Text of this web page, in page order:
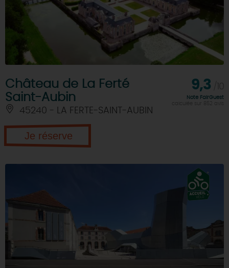
Château de La Ferté
Saint-Aubin
45240 - LA FERTE-SAINT-AUBIN
9,3
Note FairGuest
Je réserve